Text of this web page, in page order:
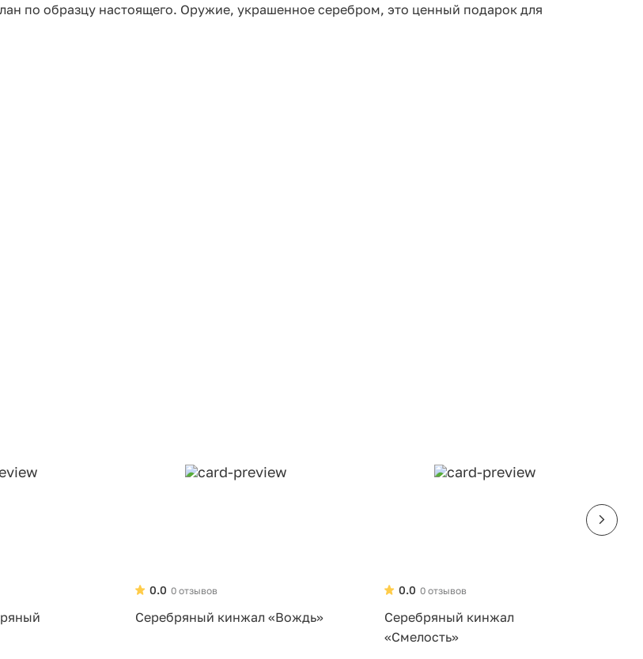
по образцу настоящего. Оружие, украшенное серебром, это ценный подарок для
0 отзывов
0.0
Серебряный кинжал «Вождь»
0 отзывов
0.0
Серебряный кинжал
«Смелость»